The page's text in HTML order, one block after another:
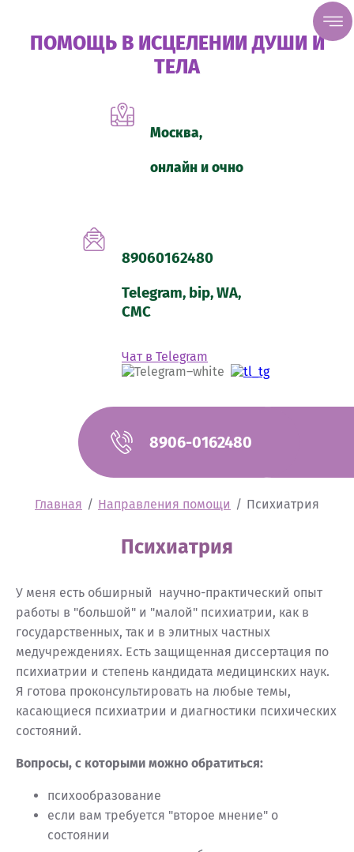
ПОМОЩЬ В ИСЦЕЛЕНИИ ДУШИ И
ТЕЛА
Москва,
онлайн и очно
89060162480
Telegram, bip, WA,
СМС
Чат в Telegram
8906-0162480
Главная / Направления помощи / Психиатрия
Психиатрия
У меня есть обширный научно-практический опыт
работы в "большой" и "малой" психиатрии, как в
государственных, так и в элитных частных
медучреждениях. Есть защищенная диссертация по
психиатрии и степень кандидата медицинских наук.
Я готова проконсультировать на любые темы,
касающиеся психиатрии и диагностики психических
состояний.
Вопросы, с которыми можно обратиться:
психообразование
если вам требуется "второе мнение" о
состоянии